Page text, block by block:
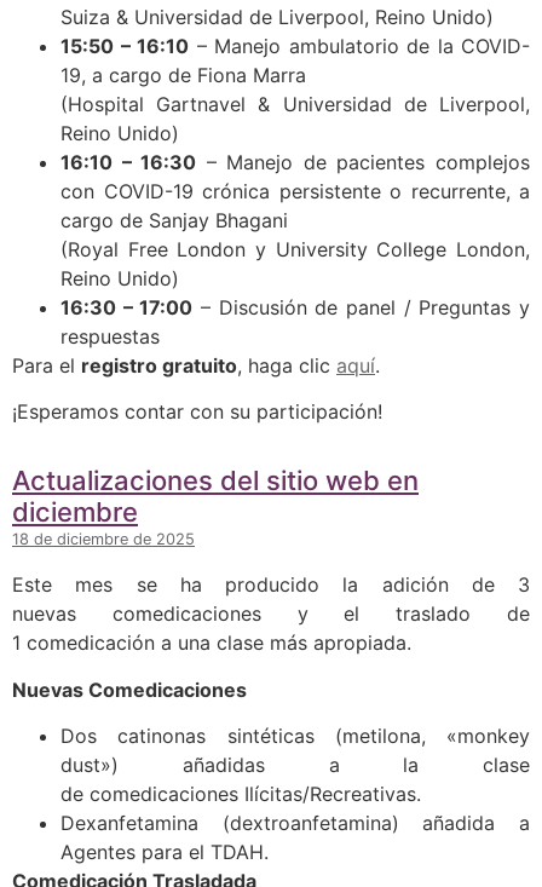
Suiza & Universidad de Liverpool, Reino Unido)
15:50 – 16:10 – Manejo ambulatorio de la COVID-
19, a cargo de Fiona Marra
(Hospital Gartnavel & Universidad de Liverpool,
Reino Unido)
16:10 – 16:30 – Manejo de pacientes complejos
con COVID-19 crónica persistente o recurrente, a
cargo de Sanjay Bhagani
(Royal Free London y University College London,
Reino Unido)
16:30 – 17:00 – Discusión de panel / Preguntas y
respuestas
Para el registro gratuito, haga clic aquí.
¡Esperamos contar con su participación!
Actualizaciones del sitio web en
diciembre
18 de diciembre de 2025
Este mes se ha producido la adición de 3
nuevas comedicaciones y el traslado de
1 comedicación a una clase más apropiada.
Nuevas Comedicaciones
Dos catinonas sintéticas (metilona, «monkey
dust») añadidas a la clase
de comedicaciones Ilícitas/Recreativas.
Dexanfetamina (dextroanfetamina) añadida a
Agentes para el TDAH.
Comedicación Trasladada